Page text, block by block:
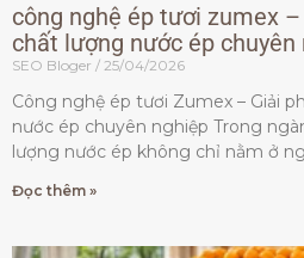
công nghệ ép tươi zumex
chất lượng nước ép chuyên
SEO Bloger 25/04/2026
Công nghệ ép tươi Zumex – Giải
nước ép chuyên nghiệp Trong
lượng nước ép không chỉ nằm ở
Đọc thêm »